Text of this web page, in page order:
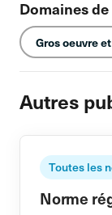
Domaines
Gros oeuvre
Autres
Toutes les
Norme